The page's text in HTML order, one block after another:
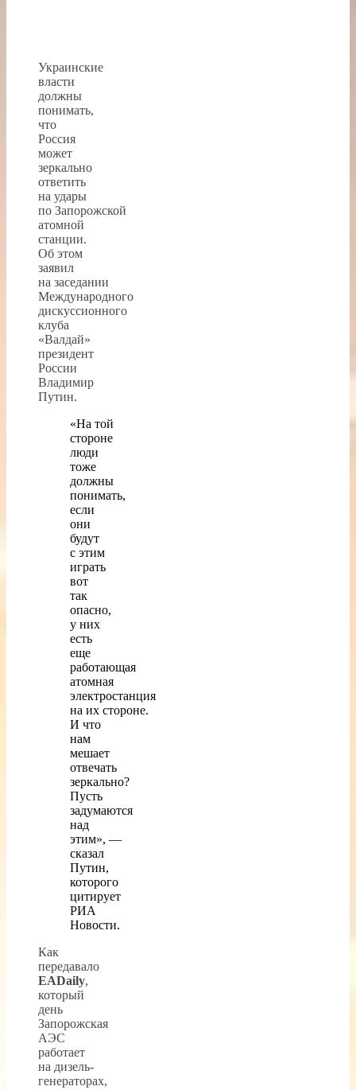
Украинские
власти
должны
понимать,
что
Россия
может
зеркально
ответить
на удары
по Запорожской
атомной
станции.
Об этом
заявил
на заседании
Международного
дискуссионного
клуба
«Валдай»
президент
России
Владимир
Путин.
«На той
стороне
люди
тоже
должны
понимать,
если
они
будут
с этим
играть
вот
так
опасно,
у них
есть
еще
работающая
атомная
электростанция
на их стороне.
И что
нам
мешает
отвечать
зеркально?
Пусть
задумаются
над
этим», —
сказал
Путин,
которого
цитирует
РИА
Новости.
Как
передавало
EADaily,
который
день
Запорожская
АЭС
работает
на дизель-
генераторах,